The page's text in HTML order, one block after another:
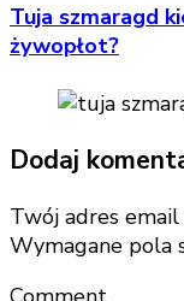
Tuja szmaragd
żywopłot?
Dodaj
Twój adres
Wymagane pola